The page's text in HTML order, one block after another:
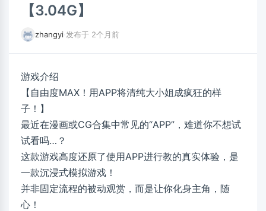
【3.04G】
zhangyi 发布于 2个月前
游戏介绍
【自由度MAX！用APP将清纯大小姐成疯狂的样
子！】
最近在漫画或CG合集中常见的“APP”，难道你不想试
试看吗…？
这款游戏高度还原了使用APP进行教的真实体验，是
一款沉浸式模拟游戏！
并非固定流程的被动观赏，而是让你化身主角，随
心！